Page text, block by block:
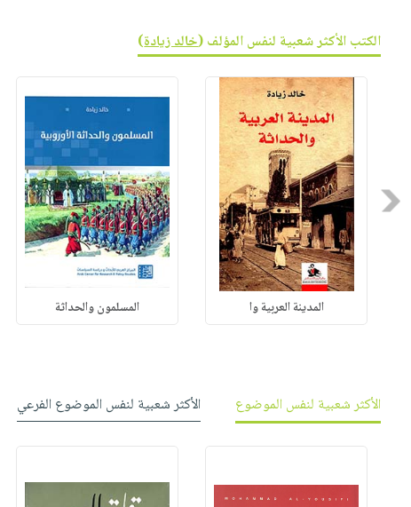
الكتب الأكثر شعبية لنفس المؤلف (خالد زيادة)
Previous
المدينة العربية وا المسلمون والحداثة
الأكثر شعبية لنفس الموضوع الأكثر شعبية لنفس الموضوع الفرعي